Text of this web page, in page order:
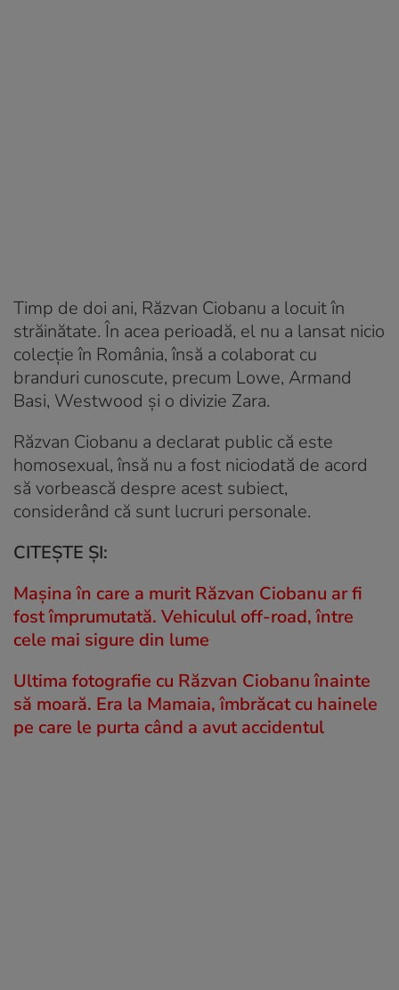
Timp de doi ani, Răzvan Ciobanu a locuit în
străinătate. În acea perioadă, el nu a lansat nicio
colecție în România, însă a colaborat cu
branduri cunoscute, precum Lowe, Armand
Basi, Westwood și o divizie Zara.
Răzvan Ciobanu a declarat public că este
homosexual, însă nu a fost niciodată de acord
să vorbească despre acest subiect,
considerând că sunt lucruri personale.
CITEȘTE ȘI:
Mașina în care a murit Răzvan Ciobanu ar fi
fost împrumutată. Vehiculul off-road, între
cele mai sigure din lume
Ultima fotografie cu Răzvan Ciobanu înainte
să moară. Era la Mamaia, îmbrăcat cu hainele
pe care le purta când a avut accidentul